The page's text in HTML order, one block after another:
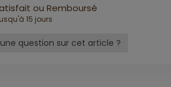
ou Remboursé
15 jours
une question sur cet article ?